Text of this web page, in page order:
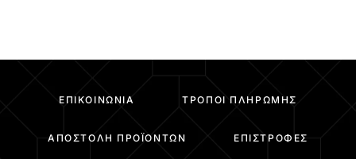
ΕΠΙΚΟΙΝΩΝΊΑ ΤΡΌΠΟΙ ΠΛΗΡΩΜΉΣ
ΑΠΟΣΤΟΛΉ ΠΡΟΪΌΝΤΩΝ ΕΠΙΣΤΡΟΦΈΣ